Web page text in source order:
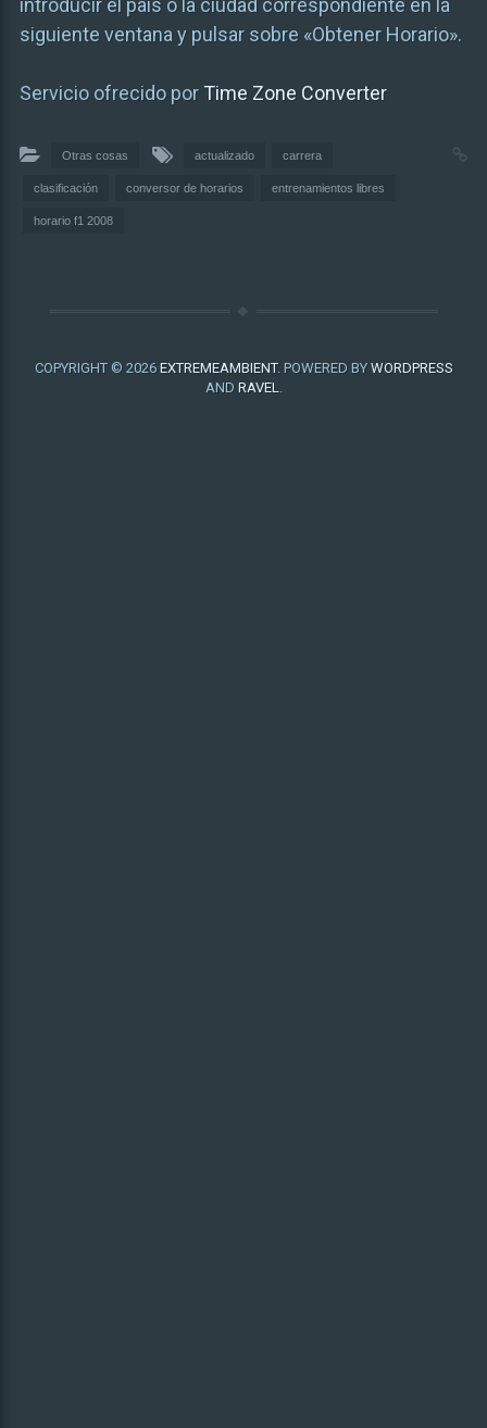
introducir el país o la ciudad correspondiente en la
siguiente ventana y pulsar sobre «Obtener Horario».
Servicio ofrecido por Time Zone Converter
Otras cosas actualizado carrera
clasificación conversor de horarios entrenamientos libres
horario f1 2008
COPYRIGHT © 2026 EXTREMEAMBIENT. POWERED BY WORDPRESS
AND RAVEL.